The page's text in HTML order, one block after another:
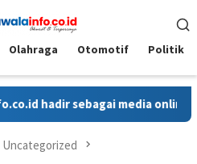
Olahraga Otomotif Politik
sebagai media online yang
Uncategorized